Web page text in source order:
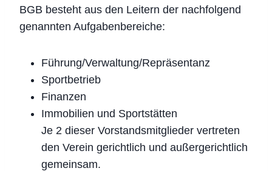
BGB besteht aus den Leitern der nachfolgend
genannten Aufgabenbereiche:
Führung/Verwaltung/Repräsentanz
Sportbetrieb
Finanzen
Immobilien und Sportstätten
Je 2 dieser Vorstandsmitglieder vertreten
den Verein gerichtlich und außergerichtlich
gemeinsam.